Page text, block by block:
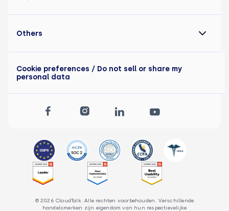
© 2026 CloudTalk. Alle rechten voorbehouden. Verschillende
handelsmerken zijn eigendom van hun respectievelijke
Others
Cookie preferences / Do not sell or share my
personal data